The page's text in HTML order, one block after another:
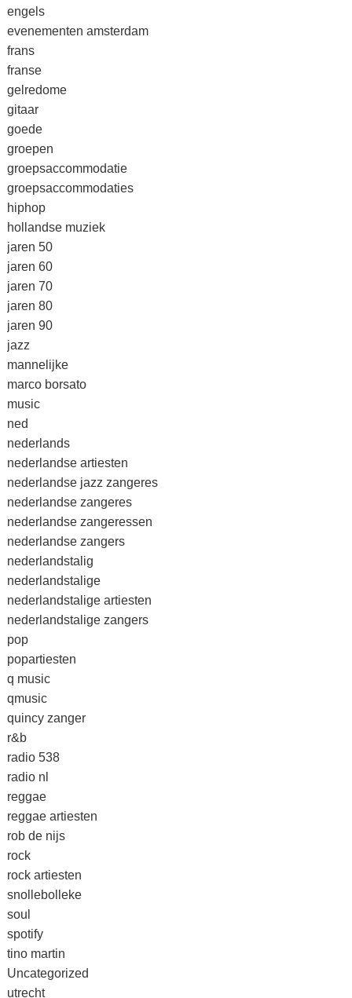
engels
evenementen amsterdam
frans
franse
gelredome
gitaar
goede
groepen
groepsaccommodatie
groepsaccommodaties
hiphop
hollandse muziek
jaren 50
jaren 60
jaren 70
jaren 80
jaren 90
jazz
mannelijke
marco borsato
music
ned
nederlands
nederlandse artiesten
nederlandse jazz zangeres
nederlandse zangeres
nederlandse zangeressen
nederlandse zangers
nederlandstalig
nederlandstalige
nederlandstalige artiesten
nederlandstalige zangers
pop
popartiesten
q music
qmusic
quincy zanger
r&b
radio 538
radio nl
reggae
reggae artiesten
rob de nijs
rock
rock artiesten
snollebolleke
soul
spotify
tino martin
Uncategorized
utrecht